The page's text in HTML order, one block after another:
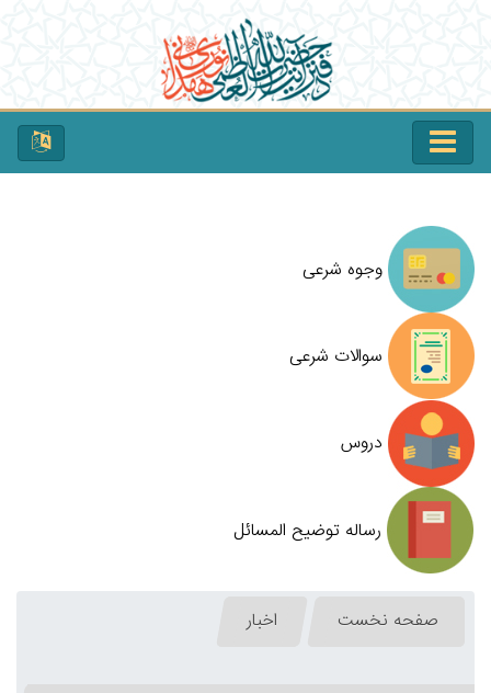
وجوه شرعی
سوالات شرعی
دروس
رساله توضیح المسائل
صفحه نخست اخبار